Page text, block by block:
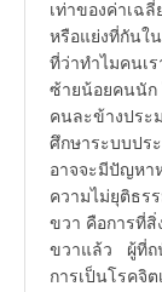
เท่าของค่าเฉ
หรือแย่งที่กัน
ที่ว่าทำไมคนเ
ซ้ายน้อยคนนั
คนละข้างประ
ศึกษาระบบป
อาจจะมีปัญหา
ความไม่ยุติธร
ขวา คือการที่สิ่
ขวาแล้ว ผู้ที่ถ
การเป็นโรคจิ